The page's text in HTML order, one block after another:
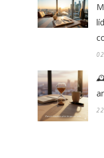
🕰️